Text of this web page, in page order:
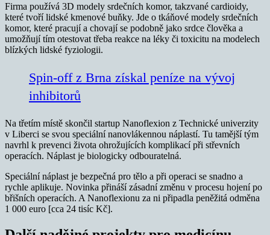
Firma používá 3D modely srdečních komor, takzvané cardioidy,
které tvoří lidské kmenové buňky. Jde o tkáňové modely srdečních
komor, které pracují a chovají se podobně jako srdce člověka a
umožňují tím otestovat třeba reakce na léky či toxicitu na modelech
blízkých lidské fyziologii.
Spin-off z Brna získal peníze na vývoj
inhibitorů
Na třetím místě skončil startup Nanoflexion z Technické univerzity
v Liberci se svou speciální nanovlákennou náplastí. Tu tamější tým
navrhl k prevenci života ohrožujících komplikací při střevních
operacích. Náplast je biologicky odbouratelná.
Speciální náplast je bezpečná pro tělo a při operaci se snadno a
rychle aplikuje. Novinka přináší zásadní změnu v procesu hojení po
břišních operacích. A Nanoflexionu za ni připadla peněžitá odměna
1 000 euro [cca 24 tisíc Kč].